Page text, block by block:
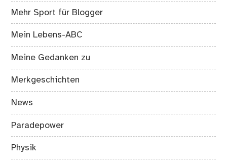
Mehr Sport für Blogger
Mein Lebens-ABC
Meine Gedanken zu
Merkgeschichten
News
Paradepower
Physik